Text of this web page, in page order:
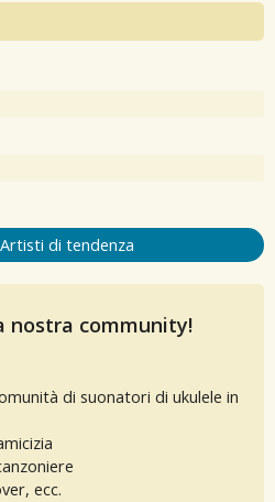
di tendenza
nostra community!
di suonatori di ukulele in
ecc.